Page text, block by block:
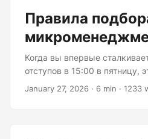
Правила
Когда вы впервые
отступов в 15:00 в пятницу,
наличием у вашего кода
January 27, 2026 · 6 min · 1233